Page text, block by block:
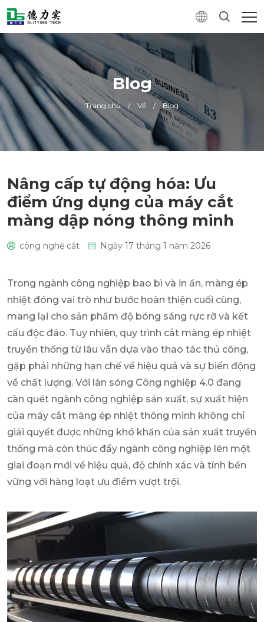
Blog
Trang chủ / Về / Blog
Nâng cấp tự động hóa: Ưu
điểm ứng dụng của máy cắt
màng dập nóng thông minh
công nghệ cắt Ngày 17 tháng 1 năm 2026
Trong ngành công nghiệp bao bì và in ấn, màng ép
nhiệt đóng vai trò như bước hoàn thiện cuối cùng,
mang lại cho sản phẩm độ bóng sáng rực rỡ và kết
cấu độc đáo. Tuy nhiên, quy trình cắt màng ép nhiệt
truyền thống từ lâu vẫn dựa vào thao tác thủ công,
gặp phải những hạn chế về hiệu quả và sự biến động
về chất lượng. Với làn sóng Công nghiệp 4.0 đang
càn quét ngành công nghiệp sản xuất, sự xuất hiện
của máy cắt màng ép nhiệt thông minh không chỉ
giải quyết được những khó khăn của sản xuất truyền
thống mà còn thúc đẩy ngành công nghiệp lên một
giai đoạn mới về hiệu quả, độ chính xác và tính bền
vững với hàng loạt ưu điểm vượt trội.